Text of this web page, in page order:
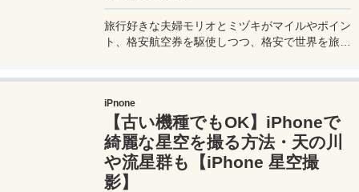
旅行好きな夫婦モリオとミヅキがマイルやポイン
ト、格安航空券を駆使しつつ、格安で世界を旅す
便利な情報、かかった費用など様々な情報をお届
け！夫婦喧嘩あり、ホロッと涙することもあり、
中年夫婦の等身大旅行記ブログ。
iPnone
【古い機種でもOK】iPhoneで
綺麗な星空を撮る方法・天の川
や流星群も【iPhone 星空撮
影】